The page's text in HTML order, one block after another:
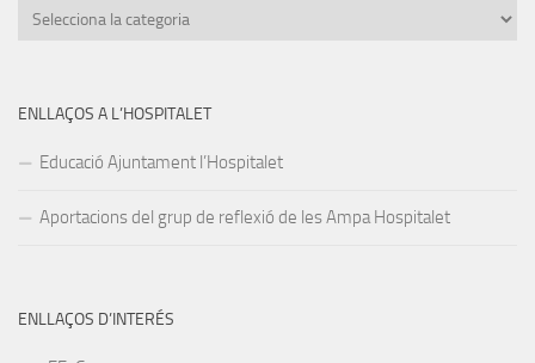
Categories
ENLLAÇOS A L’HOSPITALET
Educació Ajuntament l’Hospitalet
Aportacions del grup de reflexió de les Ampa Hospitalet
ENLLAÇOS D’INTERÉS